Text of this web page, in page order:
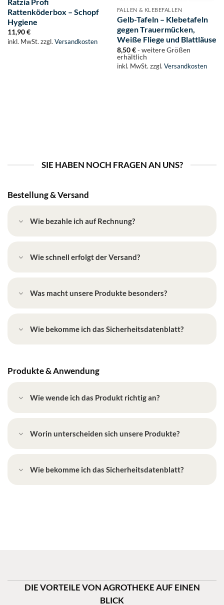
Rattenköderbox – Schopf
Hygiene
11,90€
inkl. MwSt. zzgl. Versandkosten
FALLEN & KLEBEFALLEN
Gelb-Tafeln – Klebetafeln
gegen Trauermücken,
Weiße Fliege und Blattläuse
8,50€- weitere Größen
erhältlich
inkl. MwSt. zzgl. Versandkosten
SIE HABEN NOCH FRAGEN AN UNS?
Bestellung & Versand
Wie bezahle ich auf Rechnung?
Wie schnell erfolgt der Versand?
Was macht unsere Produkte besonders?
Wie bekomme ich das Sicherheitsdatenblatt?
Produkte & Anwendung
Wie wende ich das Produkt richtig an?
Worin unterscheiden sich unsere Produkte?
Wie bekomme ich das Sicherheitsdatenblatt?
DIE VORTEILE VON AGROTHEKE AUF EINEN
BLICK